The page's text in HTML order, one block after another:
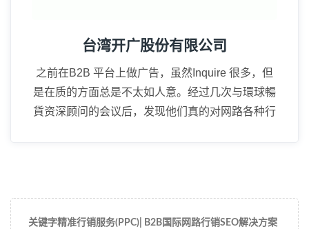
台湾开广股份有限公司
之前在B2B 平台上做广告，虽然Inquire 很多，但
是在质的方面总是不太如人意。经过几次与環球暢
貨资深顾问的会议后，发现他们真的对网路各种行
关键字精准行销服务(PPC)| B2B国际网路行销SEO解决方案